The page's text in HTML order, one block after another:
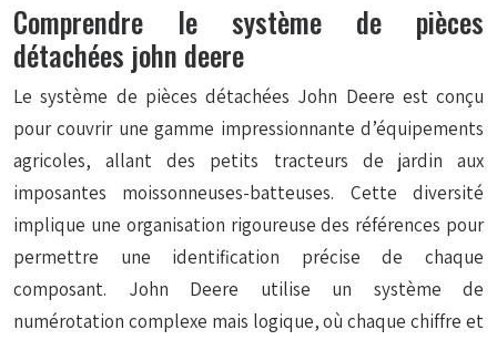
Comprendre le système de pièces
détachées john deere
Le système de pièces détachées John Deere est conçu
pour couvrir une gamme impressionnante d’équipements
agricoles, allant des petits tracteurs de jardin aux
imposantes moissonneuses-batteuses. Cette diversité
implique une organisation rigoureuse des références pour
permettre une identification précise de chaque
composant. John Deere utilise un système de
numérotation complexe mais logique, où chaque chiffre et